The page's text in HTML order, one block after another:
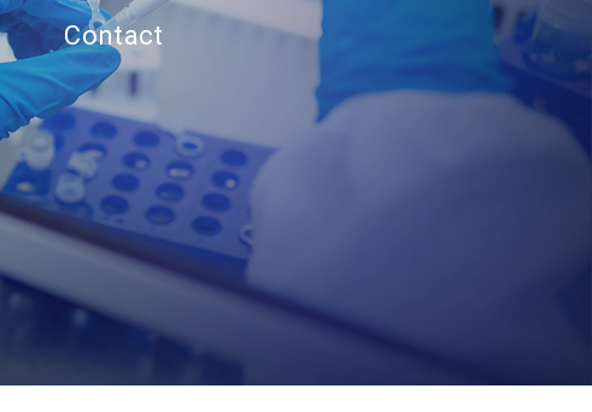
Contact